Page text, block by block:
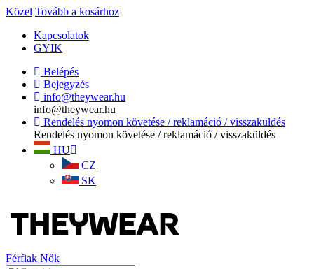
Közel Tovább a kosárhoz
Kapcsolatok
GYIK
Belépés
Bejegyzés
info@theywear.hu
info@theywear.hu
Rendelés nyomon követése / reklamáció / visszaküldés
Rendelés nyomon követése / reklamáció / visszaküldés
HU
CZ
SK
Férfiak Nők